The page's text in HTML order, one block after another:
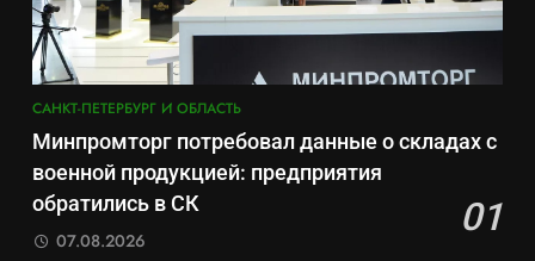
результат управленческих
региона
САНКТ-ПЕТЕРБУРГ И ОБЛАСТЬ
8
Зачистка неба: Силовой
передел авиаотрасли
САНКТ-ПЕТЕРБУРГ И ОБЛАСТЬ
1
САНКТ-ПЕТЕРБУРГ И ОБЛАСТЬ
Минпромторг потребовал данные о складах с
военной продукцией: предприятия
обратились в СК
01
07.08.2026
«500-тонный беспилотник»
или очередная показуха? Что
скрывает российский ВМФ
САНКТ-ПЕТЕРБУРГ И ОБЛАСТЬ
7
Перезагрузка в Удмуртии: